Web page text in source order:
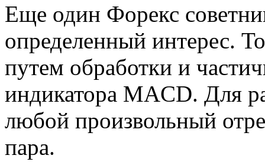
Еще один Форекс
определенный интерес.
путем обработки и
индикатора MACD. Для
любой произвольный
пара.